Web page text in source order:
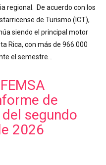
regional. De acuerdo con los
de Turismo (ICT),
siendo el principal motor
Rica, con más de 966.000
el semestre…
de
segundo
2026